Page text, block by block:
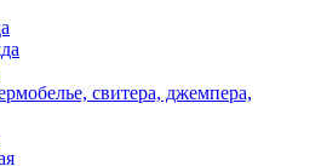
свитера, джемпера,